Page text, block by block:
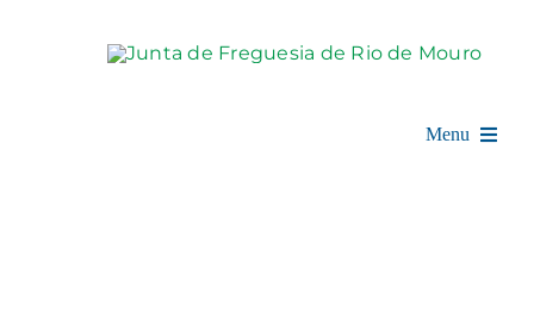
Menu